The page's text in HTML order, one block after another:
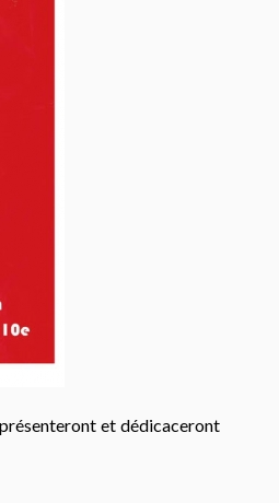
et dédicaceront